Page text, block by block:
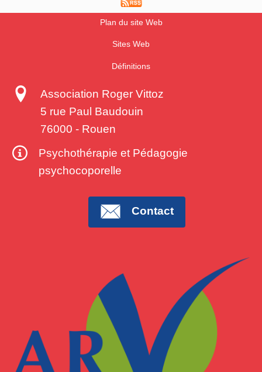
Plan du site Web
Sites Web
Définitions
Association Roger Vittoz
5 rue Paul Baudouin
76000 - Rouen
Psychothérapie et Pédagogie
psychocoporelle
Contact